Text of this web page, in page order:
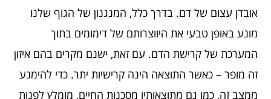
אובדן עצום של דם. בדרך כלל, המנגנון של הגוף שלנו
מונע באופן טבעי את היווצרותם של דימומים בתוך
המערכת של קרישת הדם. עם זאת, ישנם מקרים בהם איזון
זה מופר – כאשר התוצאה הינה קרישיות יתר. כדי להימנע
ממצב זה, כמו גם מתוצאותיו מסכנות החיים, מומלץ לפנות